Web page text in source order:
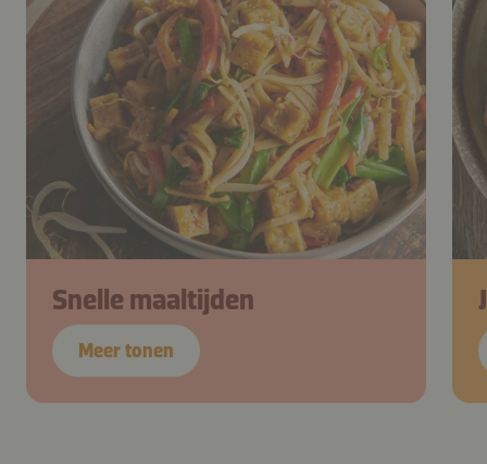
Snelle maaltijden
Meer tonen